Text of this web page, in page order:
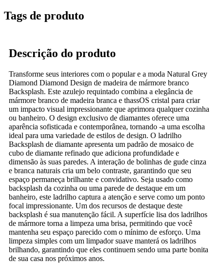
Tags de produto
Descrição do produto
Transforme seus interiores com o popular e a moda Natural Grey
Diamond Diamond Design de madeira de mármore branco
Backsplash. Este azulejo requintado combina a elegância de
mármore branco de madeira branca e thassOS cristal para criar
um impacto visual impressionante que aprimora qualquer cozinha
ou banheiro. O design exclusivo de diamantes oferece uma
aparência sofisticada e contemporânea, tornando -a uma escolha
ideal para uma variedade de estilos de design. O ladrilho
Backsplash de diamante apresenta um padrão de mosaico de
cubo de diamante refinado que adiciona profundidade e
dimensão às suas paredes. A interação de bolinhas de gude cinza
e branca naturais cria um belo contraste, garantindo que seu
espaço permaneça brilhante e convidativo. Seja usado como
backsplash da cozinha ou uma parede de destaque em um
banheiro, este ladrilho captura a atenção e serve como um ponto
focal impressionante. Um dos recursos de destaque deste
backsplash é sua manutenção fácil. A superfície lisa dos ladrilhos
de mármore torna a limpeza uma brisa, permitindo que você
mantenha seu espaço parecido com o mínimo de esforço. Uma
limpeza simples com um limpador suave manterá os ladrilhos
brilhando, garantindo que eles continuem sendo uma parte bonita
de sua casa nos próximos anos.